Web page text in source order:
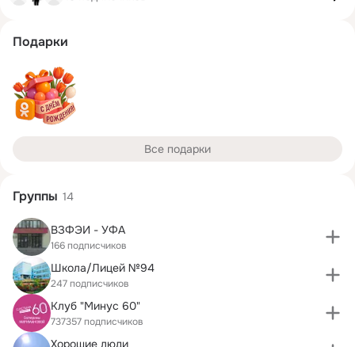
Подарки
Все подарки
Группы 14
ВЗФЭИ - УФА
166 подписчиков
Школа/Лицей №94
247 подписчиков
Клуб "Минус 60"
737357 подписчиков
Хорошие люди